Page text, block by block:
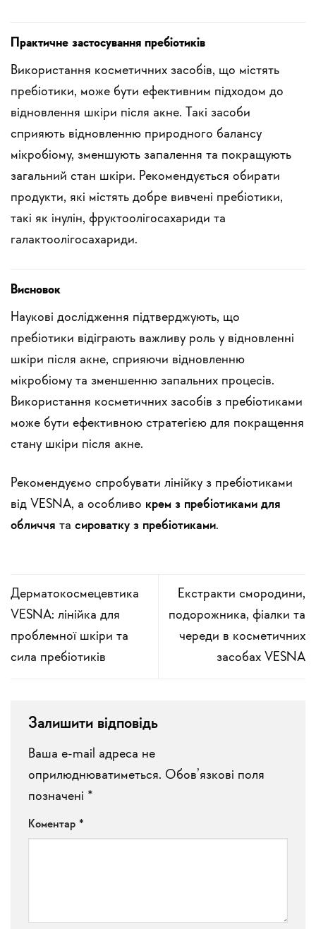
Практичне застосування пребіотиків
Використання косметичних засобів, що містять
пребіотики, може бути ефективним підходом до
відновлення шкіри після акне. Такі засоби
сприяють відновленню природного балансу
мікробіому, зменшують запалення та покращують
загальний стан шкіри. Рекомендується обирати
продукти, які містять добре вивчені пребіотики,
такі як інулін, фруктоолігосахариди та
галактоолігосахариди.
Висновок
Наукові дослідження підтверджують, що
пребіотики відіграють важливу роль у відновленні
шкіри після акне, сприяючи відновленню
мікробіому та зменшенню запальних процесів.
Використання косметичних засобів з пребіотиками
може бути ефективною стратегією для покращення
стану шкіри після акне.
Рекомендуємо спробувати лінійку з пребіотиками
від VESNA, а особливо крем з пребіотиками для
обличчя та сироватку з пребіотиками.
Дерматокосмецевтика
VESNA: лінійка для
проблемної шкіри та
сила пребіотиків
Екстракти смородини,
подорожника, фіалки та
череди в косметичних
засобах VESNA
Залишити відповідь
Ваша e-mail адреса не
оприлюднюватиметься. Обов’язкові поля
позначені *
Коментар *